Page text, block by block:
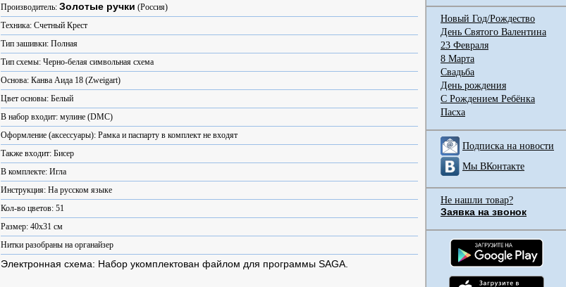
Производитель: Золотые ручки (Россия)
Техника: Счетный Крест
Тип зашивки: Полная
Тип схемы: Черно-белая символьная схема
Основа: Канва Аида 18 (Zweigart)
Цвет основы: Белый
В набор входит: мулине (DMC)
Оформление (аксессуары): Рамка и паспарту в комплект не входят
Также входит: Бисер
В комплекте: Игла
Инструкция: На русском языке
Кол-во цветов: 51
Размер: 40x31 см
Нитки разобраны на органайзер
Электронная схема: Набор укомплектован файлом для программы SAGA.
Новый Год/Рождество
День Святого Валентина
23 Февраля
8 Марта
Свадьба
День рождения
С Рождением Ребёнка
Пасха
Подписка на новости
Мы ВКонтакте
Не нашли товар?
Заявка на звонок